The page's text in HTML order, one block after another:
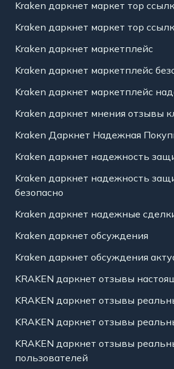
Kraken даркнет маркет тор
Kraken даркнет маркет тор
Kraken даркнет маркетплейс
Kraken даркнет маркетплейс
Kraken даркнет маркетплейс
Kraken даркнет мнения отзывы
Kraken Даркнет Надежная
Kraken даркнет надежность
Kraken даркнет надежность
безопасно
Kraken даркнет надежные
Kraken даркнет обсуждения
Kraken даркнет обсуждения
KRAKEN даркнет отзывы
KRAKEN даркнет отзывы
KRAKEN даркнет отзывы
KRAKEN даркнет отзывы
пользователей